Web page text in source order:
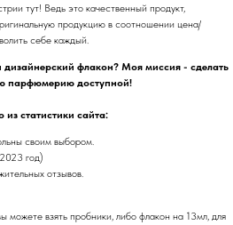
тут! Ведь это качественный продукт,
продукцию в соотношении цена/
себе каждый.
дизайнерский флакон? Моя миссия - сделать
парфюмерию доступной!
из статистики сайта:
своим выбором.
год)
отзывов.
можете взять пробники, либо флакон на 13мл, для